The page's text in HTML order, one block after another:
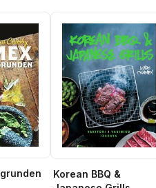
Korean BBQ &